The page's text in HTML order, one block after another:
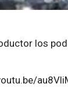
los